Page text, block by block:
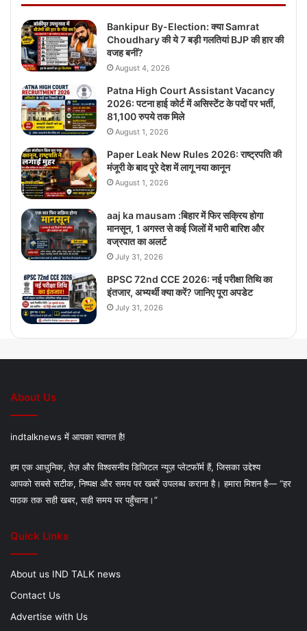
Bankipur By-Election: क्या Samrat
Choudhary की ये 7 बड़ी गलतियां BJP की हार की
वजह बनीं?
August 4, 2026
Patna High Court Assistant Vacancy
2026: पटना हाई कोर्ट में असिस्टेंट के पदों पर भर्ती,
81,100 रुपये तक मिले
August 1, 2026
Paper Leak New Rules 2026: राष्ट्रपति की
मंजूरी के बाद पूरे देश में लागू नया कानून
August 1, 2026
aaj ka mausam :बिहार में फिर सक्रिय होगा
मानसून, 1 अगस्त से कई जिलों में भारी बारिश और
वज्रपात का अलर्ट
July 31, 2026
BPSC 72nd CCE 2026: नई परीक्षा तिथि का
इंतजार, अभ्यर्थी क्या करें? जानिए पूरा अपडेट
July 31, 2026
About Us
indtalknews में आपका स्वागत है!
हम एक आधुनिक, तेज़ और विश्वसनीय डिजिटल न्यूज़ प्लेटफॉर्म हैं, जिसका उद्देश्य
आपको सबसे सटीक, निष्पक्ष और समय पर खबरें उपलब्ध कराना है। हमारा मिशन है— “हर
पाठक तक सही खबर, सही समय पर पहुँचाना।”
Quick Links
About us IND TALK news
Contact Us
Advertise with Us